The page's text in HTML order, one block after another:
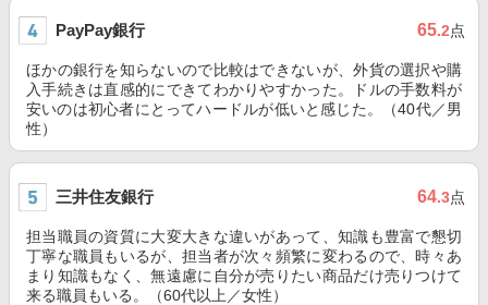
PayPay銀行 65.2点
ほかの銀行を知らないので比較はできないが、外貨の選択や購
入手続きは直感的にできてわかりやすかった。ドルの手数料が
安いのは初心者にとってハードルが低いと感じた。（40代／男
性）
三井住友銀行 64.3点
担当職員の資質に大変大きな違いがあって、知識も豊富で懇切
丁寧な職員もいるが、担当者が次々頻繁に変わるので、時々あ
まり知識もなく、無遠慮に自分が売りたい商品だけ売りつけて
来る職員もいる。（60代以上／女性）